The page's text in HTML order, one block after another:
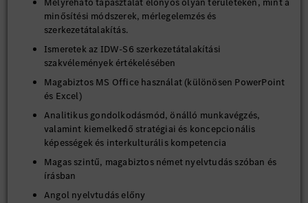
minősítési módszerek, mérlegelemzés és
szerkezetátalakítás.
Ismeretek az IDW-S6 szerkezetátalakítási
szakvélemények értékelésében
Magabiztos MS Office használat (különösen PowerPoint
és Excel)
Analitikus gondolkodásmód, önálló munkavégzés,
valamint kiemelkedő stratégiai és koncepcionális
képességek és interkulturális kompetencia
Magas szintű, magabiztos német nyelvtudás szóban és
írásban
Angol nyelvtudás előny